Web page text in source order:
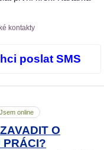
kontakty
poslat SMS
Jsem online
O
PRÁCI?